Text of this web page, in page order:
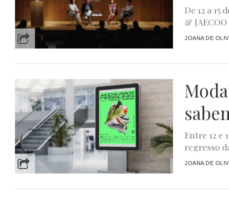
De 12 a
&
JOANA DE
Entre 12 e
regresso
JOANA DE